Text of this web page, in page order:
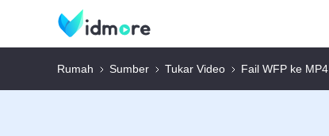
Rumah Sumber Tukar Video Fail WFP ke MP4